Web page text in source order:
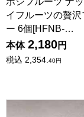
イフルーツの贅沢
ー 6個[HFNB-…
本体 2,180円
税込 2,354.40円
ホテルオークラ